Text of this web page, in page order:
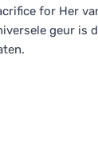
for Her
geur is